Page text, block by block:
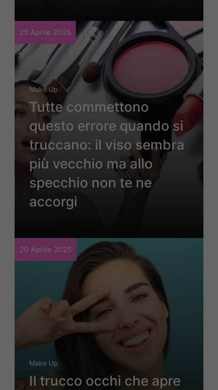
25 Aprile 2025
Make Up
Tutte commettono
questo errore quando si
truccano: il viso sembra
più vecchio ma allo
specchio non te ne
accorgi
20 Aprile 2025
Make Up
Il trucco occhi che apre